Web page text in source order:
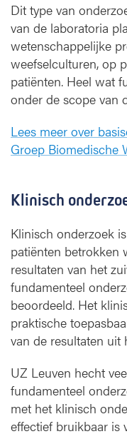
Dit type van
van de laboratoria
wetenschappelijke
weefselculturen, op
patiënten. Heel wat
onder de scope van
Lees meer over
Groep Biomedische
Klinisch
Klinisch onderzoek
patiënten betrokken
resultaten van het
fundamenteel
beoordeeld. Het
praktische
van de resultaten uit
UZ Leuven hecht
fundamenteel
met het klinisch
effectief bruikbaar is